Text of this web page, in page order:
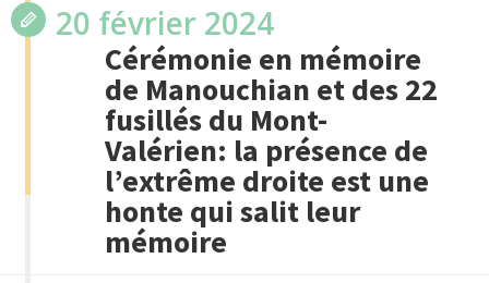
20 février 2024
Cérémonie en mémoire
de Manouchian et des 22
fusillés du Mont-
Valérien: la présence de
l’extrême droite est une
honte qui salit leur
mémoire